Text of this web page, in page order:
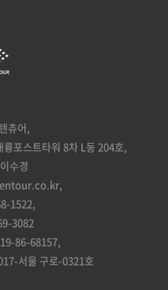
츄어,
포스트타워 8차 L동 204호,
수경
1522,
3082
86-68157,
서울 구로-0321호